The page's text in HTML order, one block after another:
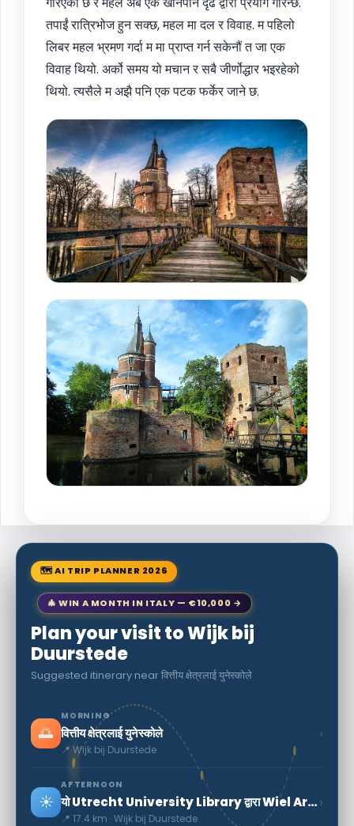
तपाईं रात्रिभोज हुन सक्छ, महल मा दल र विवाह. म पहिलो
लिबर महल भ्रमण गर्दा म मा प्राप्त गर्न सकेनौं त जा एक
विवाह थियो. अर्को समय यो मचान र सबै जीर्णोद्धार भइरहेको
थियो. त्यसैले म अझै पनि एक पटक फर्केर जाने छ.
🗺 AI TRIP PLANNER 2026
🎄 WIN A MONTH IN ITALY — €10,000 →
Plan your visit to Wijk bij
Duurstede
Suggested itinerary near वित्तीय क्षेत्रलाई युनेस्कोले
🌅
MORNING
वित्तीय क्षेत्रलाई युनेस्कोले
📍 Wijk bij Duurstede
›
☀️
AFTERNOON
यो Utrecht University Library द्वारा Wiel Arets
📍 17.4 km · Wijk bij Duurstede
›